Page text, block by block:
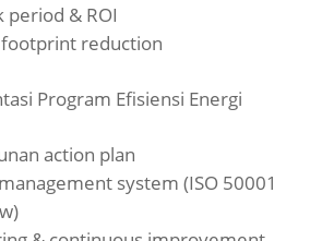
period & ROI
reduction
Program Efisiensi Energi
action plan
system (ISO 50001